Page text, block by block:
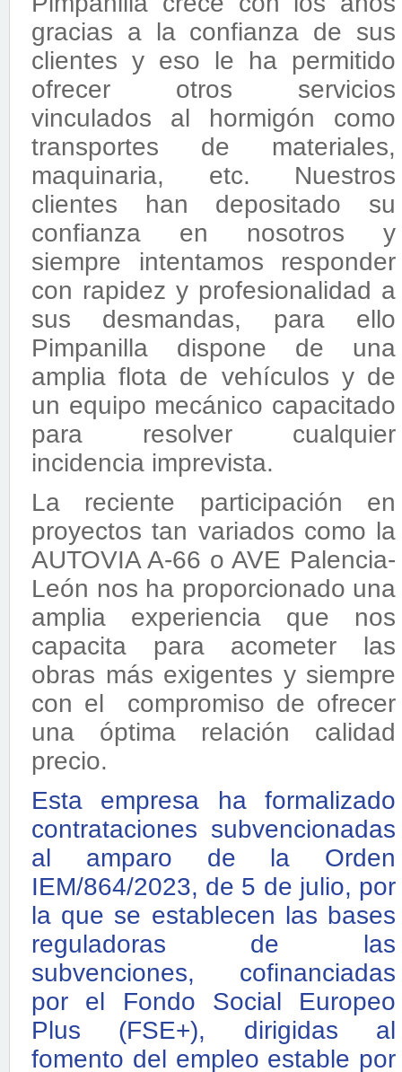
gracias a la confianza de sus
clientes y eso le ha permitido
ofrecer otros servicios
vinculados al hormigón como
transportes de materiales,
maquinaria, etc. Nuestros
clientes han depositado su
confianza en nosotros y
siempre intentamos responder
con rapidez y profesionalidad a
sus desmandas, para ello
Pimpanilla dispone de una
amplia flota de vehículos y de
un equipo mecánico capacitado
para resolver cualquier
incidencia imprevista.
La reciente participación en
proyectos tan variados como la
AUTOVIA A-66 o AVE Palencia-
León nos ha proporcionado una
amplia experiencia que nos
capacita para acometer las
obras más exigentes y siempre
con el compromiso de ofrecer
una óptima relación calidad
precio.
Esta empresa ha formalizado
contrataciones subvencionadas
al amparo de la Orden
IEM/864/2023, de 5 de julio, por
la que se establecen las bases
reguladoras de las
subvenciones, cofinanciadas
por el Fondo Social Europeo
Plus (FSE+), dirigidas al
fomento del empleo estable por